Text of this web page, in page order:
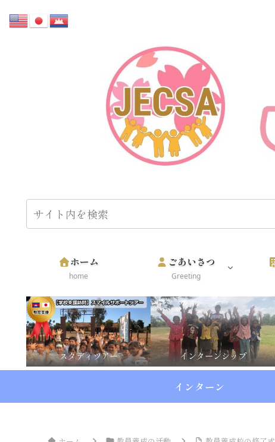
ホーム
home
ごあいさつ
Greeting
スタディツアー インターンシップ
インターン